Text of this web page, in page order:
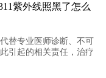
紫外线照黑了怎么
替专业医师诊断、不可
引起的相关责任，治疗